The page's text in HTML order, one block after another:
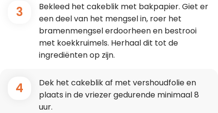
3
Bekleed het cakeblik met bakpapier. Giet er
een deel van het mengsel in, roer het
bramenmengsel erdoorheen en bestrooi
met koekkruimels. Herhaal dit tot de
ingrediënten op zijn.
4
Dek het cakeblik af met vershoudfolie en
plaats in de vriezer gedurende minimaal 8
uur.